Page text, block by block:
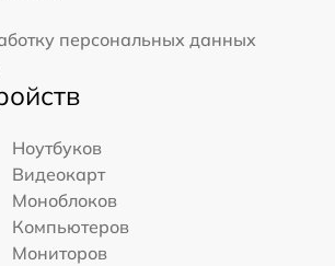
персональных данных
Ноутбуков
Видеокарт
Моноблоков
Компьютеров
Мониторов